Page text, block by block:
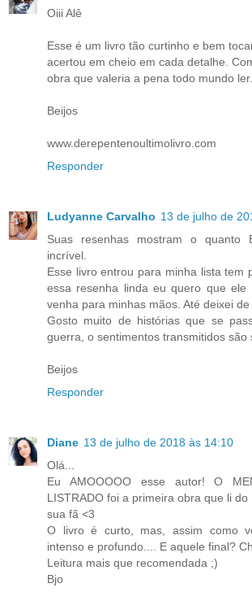
Oiii Alê
Esse é um livro tão curtinho e bem
acertou em cheio em cada detalhe.
obra que valeria a pena todo mundo ler.
Beijos
www.derepentenoultimolivro.com
Responder
Ludyanne Carvalho 13 de julho de
Suas resenhas mostram o quanto
incrível.
Esse livro entrou para minha lista tem
essa resenha linda eu quero que
venha para minhas mãos. Até deixei
Gosto muito de histórias que se
guerra, o sentimentos transmitidos são
Beijos
Responder
Diane 13 de julho de 2018 às 14:10
Olá...
Eu AMOOOOO esse autor! O
LISTRADO foi a primeira obra que li
sua fã <3
O livro é curto, mas, assim como
intenso e profundo.... E aquele final?
Leitura mais que recomendada ;)
Bjo